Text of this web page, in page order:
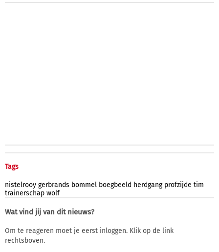
Tags
nistelrooy gerbrands bommel boegbeeld herdgang profzijde tim
trainerschap wolf
Wat vind jij van dit nieuws?
Om te reageren moet je eerst inloggen. Klik op de link
rechtsboven.